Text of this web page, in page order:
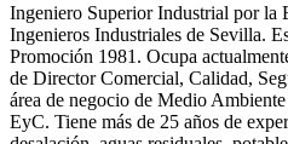
Ingeniero Superior Industrial por la
Ingenieros Industriales de Sevilla.
Promoción 1981. Ocupa
de Director Comercial, Calidad,
área de negocio de Medio
EyC. Tiene más de 25 años de